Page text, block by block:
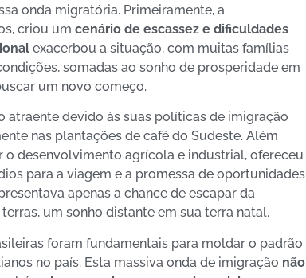
onda migratória. Primeiramente, a
criou um cenário de escassez e dificuldades
exacerbou a situação, com muitas famílias
somadas ao sonho de prosperidade em
um novo começo.
devido às suas políticas de imigração
nas plantações de café do Sudeste. Além
desenvolvimento agrícola e industrial, ofereceu
para a viagem e a promessa de oportunidades
apenas a chance de escapar da
um sonho distante em sua terra natal.
foram fundamentais para moldar o padrão
no país. Esta massiva onda de imigração não